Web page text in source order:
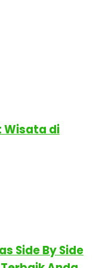
Wisata di
Side By Side